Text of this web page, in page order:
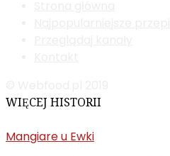
WIĘCEJ HISTORII
Mangiare u Ewki